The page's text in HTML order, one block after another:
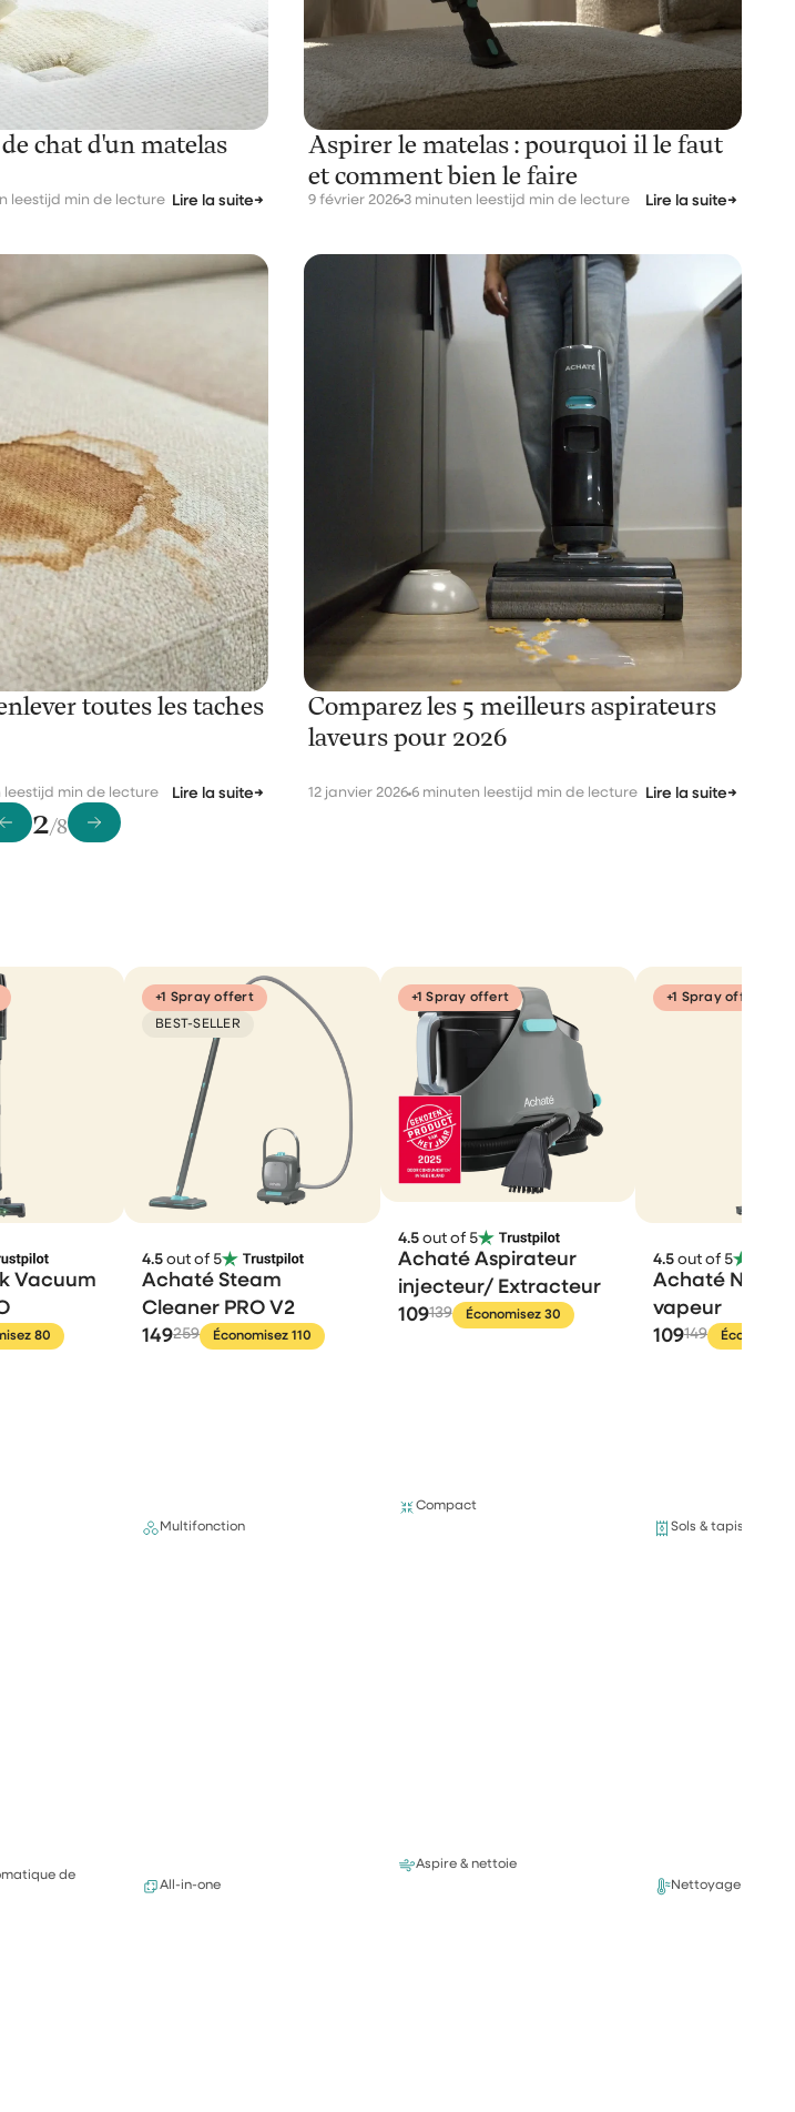
chat d'un matelas
leestijd min de lecture Lire la suite→
Aspirer le matelas : pourquoi il le faut
et comment bien le faire
9 février 2026 3 minuten leestijd min de lecture Lire la suite→
toutes les taches
leestijd min de lecture Lire la suite→
Comparez les 5 meilleurs aspirateurs
laveurs pour 2026
12 janvier 2026 6 minuten leestijd min de lecture Lire la suite→
2/8
Vacuum
80
de
+1 Spray offert
BEST-SELLER
4.5 out of 5
Achaté Steam
Cleaner PRO V2
149259 Économisez 110
Multifonction
All-in-one
+1 Spray offert
4.5out of 5
Achaté Aspirateur
injecteur/ Extracteur
109139 Économisez 30
Compact
Aspire & nettoie
+1 Spray offert
4.5out of 5
Achaté
vapeur
109149
Sols & tapis
Nettoyage en